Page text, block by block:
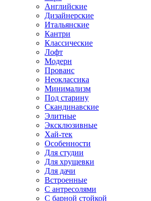
Английские
Дизайнерские
Итальянские
Кантри
Классические
Лофт
Модерн
Прованс
Неоклассика
Минимализм
Под старину
Скандинавские
Элитные
Эксклюзивные
Хай-тек
Особенности
Для студии
Для хрущевки
Для дачи
Встроенные
С антресолями
С барной стойкой